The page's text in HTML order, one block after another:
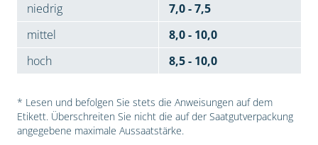
niedrig
7,0 - 7,5
mittel
8,0 - 10,0
hoch
8,5 - 10,0
* Lesen und befolgen Sie stets die Anweisungen auf dem
Etikett. Überschreiten Sie nicht die auf der Saatgutverpackung
angegebene maximale Aussaatstärke.